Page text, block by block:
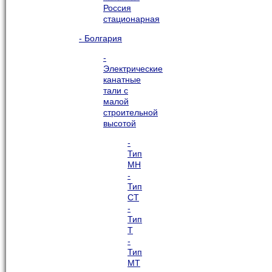
Россия
стационарная
- Болгария
-
Электрические
канатные
тали с
малой
строительной
высотой
-
Тип
МН
-
Тип
СТ
-
Тип
Т
-
Тип
МТ